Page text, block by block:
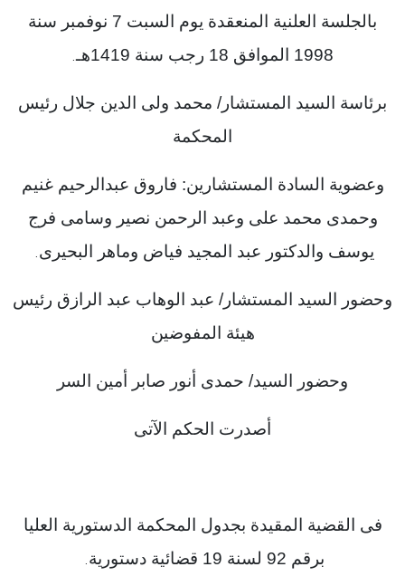
بالجلسة العلنية المنعقدة يوم السبت 7 نوفمبر سنة
1998 الموافق 18 رجب سنة 1419هـ
.
برئاسة السيد المستشار/ محمد ولى الدين جلال رئيس
المحكمة
وعضوية السادة المستشارين: فاروق عبدالرحيم غنيم
وحمدى محمد على وعبد الرحمن نصير وسامى فرج
يوسف والدكتور عبد المجيد فياض وماهر البحيرى.
وحضور السيد المستشار/ عبد الوهاب عبد الرازق رئيس
هيئة المفوضين
وحضور السيد/ حمدى أنور صابر أمين السر
أصدرت الحكم الآتى
فى القضية المقيدة بجدول المحكمة الدستورية العليا
برقم 92 لسنة 19 قضائية دستورية
.